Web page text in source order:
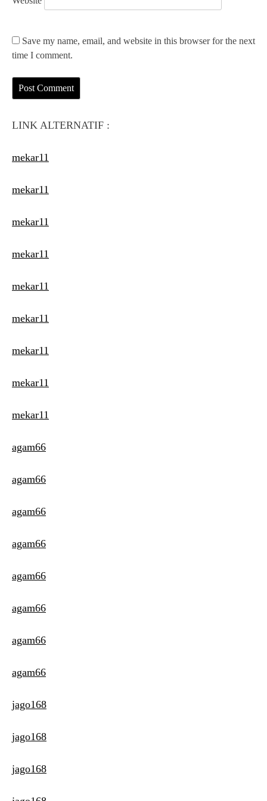
Save my name, email, and website in this browser for the next
time I comment.
LINK ALTERNATIF :
mekar11
mekar11
mekar11
mekar11
mekar11
mekar11
mekar11
mekar11
mekar11
agam66
agam66
agam66
agam66
agam66
agam66
agam66
agam66
jago168
jago168
jago168